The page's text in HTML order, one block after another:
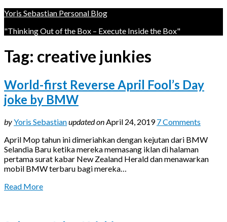
Yoris Sebastian Personal Blog
"Thinking Out of the Box – Execute Inside the Box"
Tag: creative junkies
World-first Reverse April Fool’s Day
joke by BMW
byYoris Sebastianupdated on April 24, 2019 7 Comments
April Mop tahun ini dimeriahkan dengan kejutan dari BMW
Selandia Baru ketika mereka memasang iklan di halaman
pertama surat kabar New Zealand Herald dan menawarkan
mobil BMW terbaru bagi mereka…
Read More